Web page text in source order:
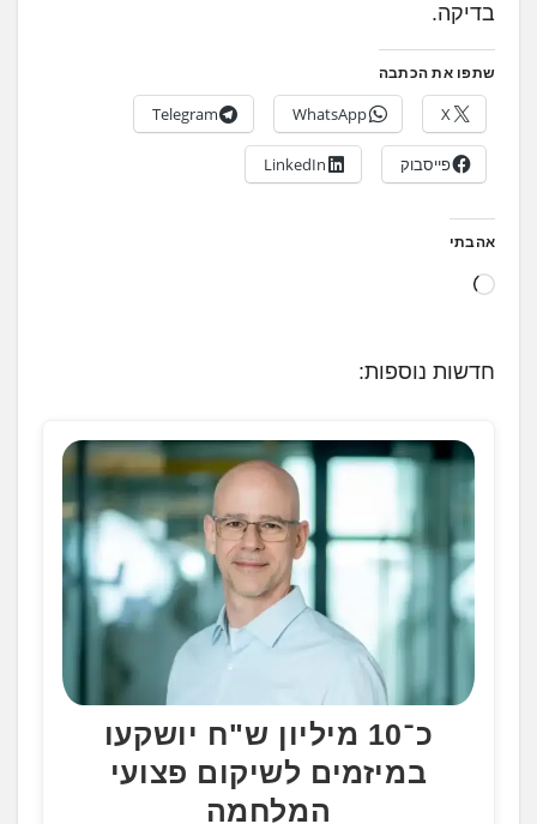
בדיקה.
שתפו את הכתבה
X
WhatsApp
Telegram
פייסבוק LinkedIn
אהבתי
ט
.
.
חדשות נוספות:
כ־10 מיליון ש"ח יושקעו
במיזמים לשיקום פצועי
המלחמה